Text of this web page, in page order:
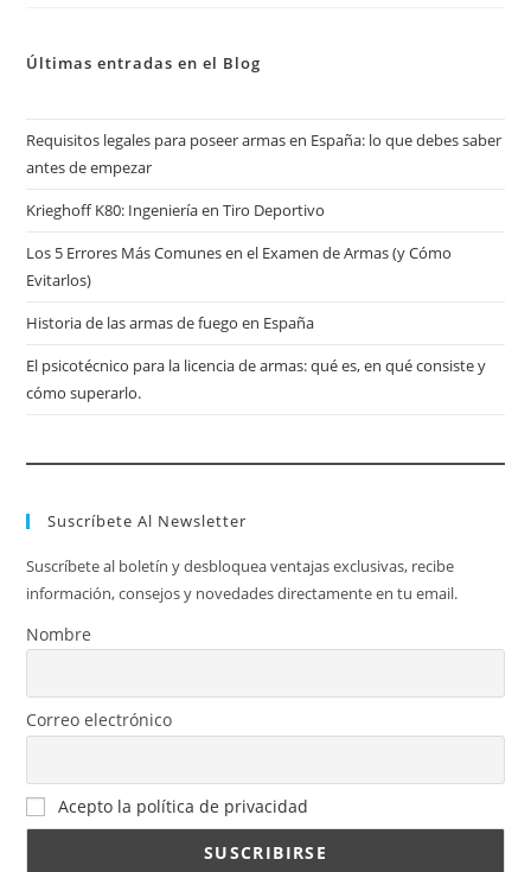
Últimas entradas en el Blog
Requisitos legales para poseer armas en España: lo que debes saber
antes de empezar
Krieghoff K80: Ingeniería en Tiro Deportivo
Los 5 Errores Más Comunes en el Examen de Armas (y Cómo
Evitarlos)
Historia de las armas de fuego en España
El psicotécnico para la licencia de armas: qué es, en qué consiste y
cómo superarlo.
Suscríbete Al Newsletter
Suscríbete al boletín y desbloquea ventajas exclusivas, recibe
información, consejos y novedades directamente en tu email.
Nombre
Correo electrónico
Acepto la política de privacidad